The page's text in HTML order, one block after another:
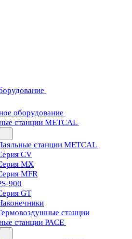
оборудование
станции METCAL
станции METCAL
CV
MX
MFR
900
GT
станции
станции PACE